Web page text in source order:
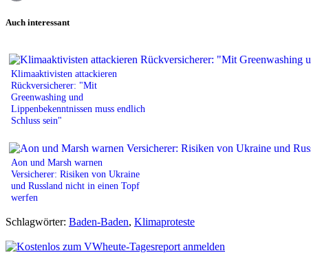
Auch interessant
Klimaaktivisten attackieren
Rückversicherer: "Mit
Greenwashing und
Lippenbekenntnissen muss endlich
Schluss sein"
Aon und Marsh warnen
Versicherer: Risiken von Ukraine
und Russland nicht in einen Topf
werfen
Schlagwörter: Baden-Baden, Klimaproteste